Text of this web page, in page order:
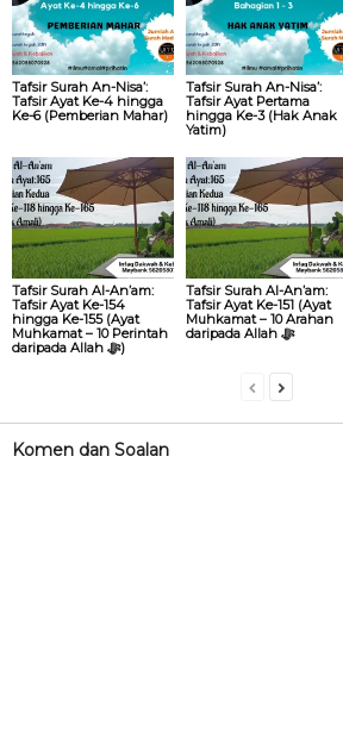
Tafsir Surah An-Nisa’:
Tafsir Ayat Ke-4 hingga
Ke-6 (Pemberian Mahar)
Tafsir Surah An-Nisa’:
Tafsir Ayat Pertama
hingga Ke-3 (Hak Anak
Yatim)
Tafsir Surah Al-An’am:
Tafsir Ayat Ke-154
hingga Ke-155 (Ayat
Muhkamat – 10 Perintah
daripada Allah ‎ﷻ)
Tafsir Surah Al-An’am:
Tafsir Ayat Ke-151 (Ayat
Muhkamat – 10 Arahan
daripada Allah ‎ﷻ
Komen dan Soalan